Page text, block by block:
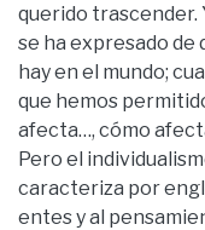
querido trascender.
se ha expresado de
hay en el mundo;
que hemos
afecta…, cómo
Pero el
caracteriza por
entes y al